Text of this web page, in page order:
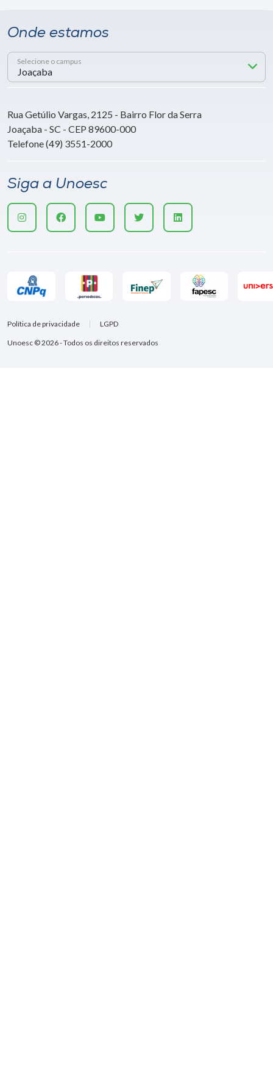
Onde estamos
Selecione o campus
Rua Getúlio Vargas, 2125 - Bairro Flor da Serra
Joaçaba - SC - CEP 89600-000
Telefone (49) 3551-2000
Siga a Unoesc
Unoesc © 2026 - Todos os direitos reservados
Política de privacidade LGPD